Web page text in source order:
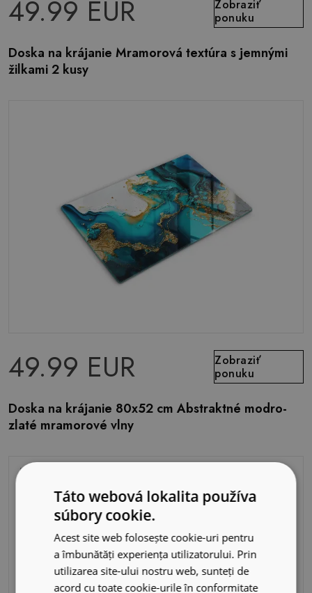
49.99 EUR
Zobraziť
ponuku
Doska na krájanie Mramorová textúra s jemnými
žilkami 2 kusy
49.99 EUR
Zobraziť
ponuku
Doska na krájanie 80x52 cm Abstraktné modro-
zlaté mramorové vlny
Táto webová lokalita používa
súbory cookie.
Acest site web folosește cookie-uri pentru
a îmbunătăți experiența utilizatorului. Prin
utilizarea site-ului nostru web, sunteți de
acord cu toate cookie-urile în conformitate